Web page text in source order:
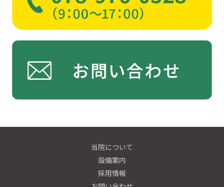
当院について
設備案内
採用情報